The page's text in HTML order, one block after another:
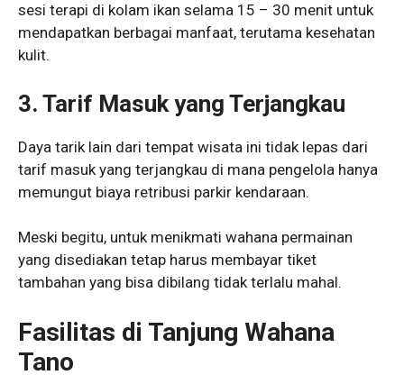
sesi terapi di kolam ikan selama 15 – 30 menit untuk
mendapatkan berbagai manfaat, terutama kesehatan
kulit.
3. Tarif Masuk yang Terjangkau
Daya tarik lain dari tempat wisata ini tidak lepas dari
tarif masuk yang terjangkau di mana pengelola hanya
memungut biaya retribusi parkir kendaraan.
Meski begitu, untuk menikmati wahana permainan
yang disediakan tetap harus membayar tiket
tambahan yang bisa dibilang tidak terlalu mahal.
Fasilitas di Tanjung Wahana
Tano